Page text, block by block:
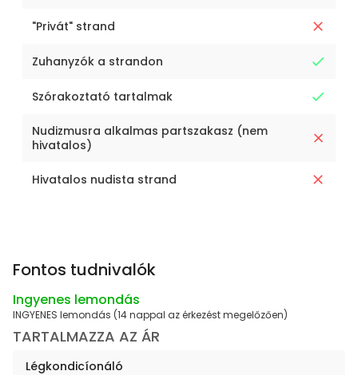
"Privát" strand
Zuhanyzók a strandon
Szórakoztató tartalmak
Nudizmusra alkalmas partszakasz (nem
hivatalos)
Hivatalos nudista strand
Fontos tudnivalók
Ingyenes lemondás
INGYENES lemondás (14 nappal az érkezést megelőzően)
TARTALMAZZA AZ ÁR
Légkondicíonáló